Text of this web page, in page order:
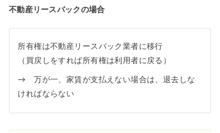
不動産リースバックの場合
所有権は不動産リースバック業者に移行
（買戻しをすれば所有権は利用者に戻る）
→ 万が一、家賃が支払えない場合は、退去しな
ければならない